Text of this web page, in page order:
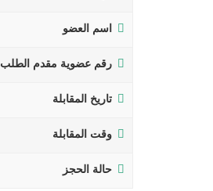
اسم العضو
رقم عضوية مقدم الطلب
تاريخ المقابلة
وقت المقابلة
حالة الحجز